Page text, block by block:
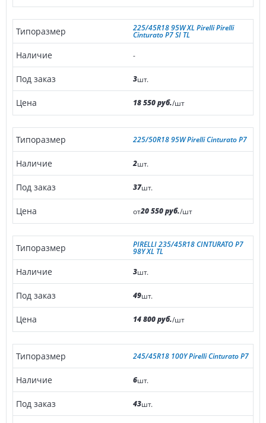
225/45R18 95W XL Pirelli Pirelli
Cinturato P7 SI TL
-
3шт.
18 550 руб./шт
225/50R18 95W Pirelli Cinturato P7
2шт.
37шт.
от20 550 руб./шт
PIRELLI 235/45R18 CINTURATO P7
98Y XL TL
3шт.
49шт.
14 800 руб./шт
245/45R18 100Y Pirelli Cinturato P7
6шт.
43шт.